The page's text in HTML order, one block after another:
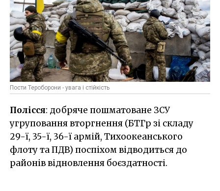
Пости Тероборони - увага і стійкість
Полісся: добряче пошматоване ЗСУ
угруповання вторгнення (БТГр зі складу
29-ї, 35-ї, 36-ї армій, Тихоокеанського
флоту та ПДВ) поспіхом відводиться до
районів відновлення боєздатності.